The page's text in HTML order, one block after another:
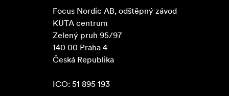
Focus Nordic AB, odštěpný závod
KUTA centrum
Zelený pruh 95/97
140 00 Praha 4
Česká Republika
ICO: 51 895 193